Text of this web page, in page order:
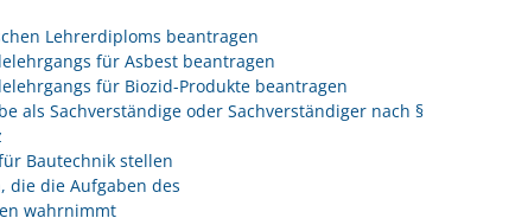
Lehrerdiploms beantragen
für Asbest beantragen
für Biozid-Produkte beantragen
als Sachverständige oder Sachverständiger nach §
Bautechnik stellen
die die Aufgaben des
wahrnimmt